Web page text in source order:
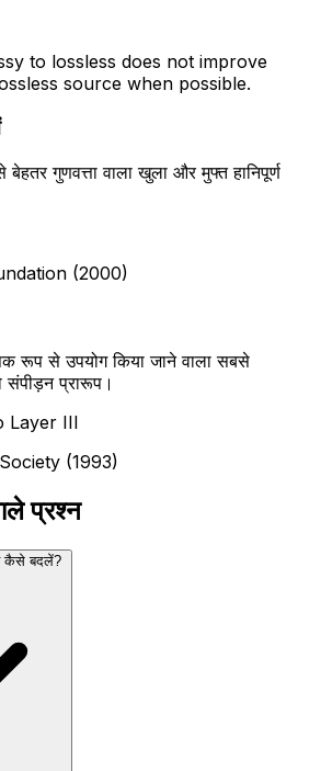
to lossless does not improve
source when possible.
गुणवत्ता वाला खुला और मुफ्त हानिपूर्ण
(2000)
रूप से उपयोग किया जाने वाला सबसे
संपीड़न प्रारूप।
Layer III
(1993)
प्रश्न
कैसे बदलें?